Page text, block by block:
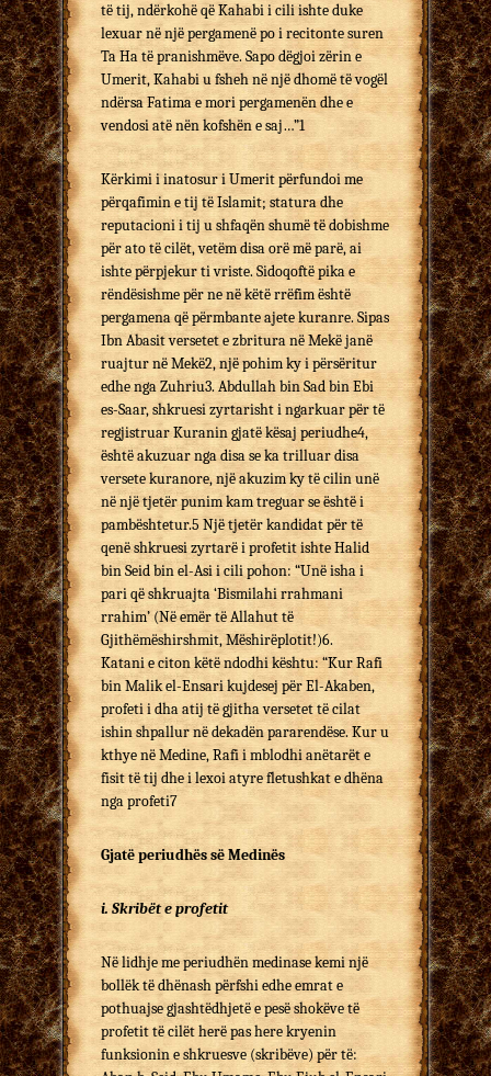
të tij, ndërkohë që Kahabi i cili ishte duke
lexuar në një pergamenë po i recitonte suren
Ta Ha të pranishmëve. Sapo dëgjoi zërin e
Umerit, Kahabi u fsheh në një dhomë të vogël
ndërsa Fatima e mori pergamenën dhe e
vendosi atë nën kofshën e saj…”1
Kërkimi i inatosur i Umerit përfundoi me
përqafimin e tij të Islamit; statura dhe
reputacioni i tij u shfaqën shumë të dobishme
për ato të cilët, vetëm disa orë më parë, ai
ishte përpjekur ti vriste. Sidoqoftë pika e
rëndësishme për ne në këtë rrëfim është
pergamena që përmbante ajete kuranre. Sipas
Ibn Abasit versetet e zbritura në Mekë janë
ruajtur në Mekë2, një pohim ky i përsëritur
edhe nga Zuhriu3. Abdullah bin Sad bin Ebi
es-Saar, shkruesi zyrtarisht i ngarkuar për të
regjistruar Kuranin gjatë kësaj periudhe4,
është akuzuar nga disa se ka trilluar disa
versete kuranore, një akuzim ky të cilin unë
në një tjetër punim kam treguar se është i
pambështetur.5 Një tjetër kandidat për të
qenë shkruesi zyrtarë i profetit ishte Halid
bin Seid bin el-Asi i cili pohon: “Unë isha i
pari që shkruajta ‘Bismilahi rrahmani
rrahim’ (Në emër të Allahut të
Gjithëmëshirshmit, Mëshirëplotit!)6.
Katani e citon këtë ndodhi kështu: “Kur Rafi
bin Malik el-Ensari kujdesej për El-Akaben,
profeti i dha atij të gjitha versetet të cilat
ishin shpallur në dekadën pararendëse. Kur u
kthye në Medine, Rafi i mblodhi anëtarët e
fisit të tij dhe i lexoi atyre fletushkat e dhëna
nga profeti7
Gjatë periudhës së Medinës
i. Skribët e profetit
Në lidhje me periudhën medinase kemi një
bollëk të dhënash përfshi edhe emrat e
pothuajse gjashtëdhjetë e pesë shokëve të
profetit të cilët herë pas here kryenin
funksionin e shkruesve (skribëve) për të: